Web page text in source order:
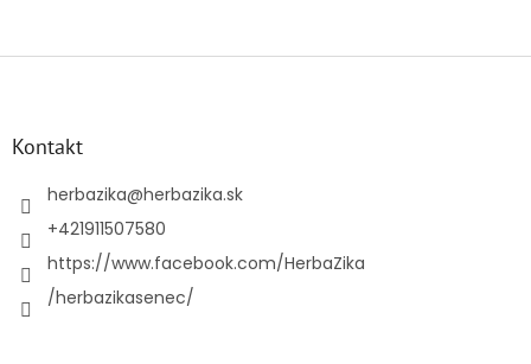
Z
Kontakt
herbazika@herbazika.sk
+421911507580
https://www.facebook.com/HerbaZika
/herbazikasenec/